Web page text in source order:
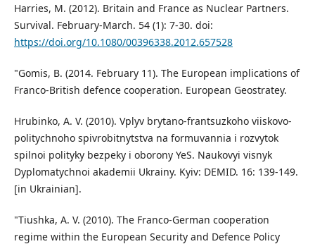
Harries, M. (2012). Britain and France as Nuclear Partners.
Survival. February-March. 54 (1): 7-30. doi:
https://doi.org/10.1080/00396338.2012.657528
"Gomis, B. (2014. February 11). The European implications of
Franco-British defence cooperation. European Geostratey.
Hrubinko, A. V. (2010). Vplyv brytano-frantsuzkoho viiskovo-
politychnoho spivrobitnytstva na formuvannia i rozvytok
spilnoi polityky bezpeky i oborony YeS. Naukovyi visnyk
Dyplomatychnoi akademii Ukrainy. Kyiv: DEMID. 16: 139-149.
[in Ukrainian].
"Tiushka, A. V. (2010). The Franco-German cooperation
regime within the European Security and Defence Policy